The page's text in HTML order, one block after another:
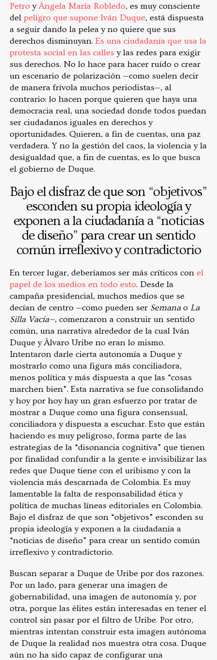
Petro yÁngela María Robledo, es muy consciente
del peligro que supone Iván Duque, está dispuesta
a seguir dando la pelea y no quiere que sus
derechos disminuyan. Es una ciudadanía que usa la
protesta social en las calles y las redes para exigir
sus derechos. No lo hace para hacer ruído o crear
un escenario de polarización —como suelen decir
de manera frívola muchos periodistas—, al
contrario: lo hacen porque quieren que haya una
democracia real, una sociedad donde todos puedan
ser ciudadanos iguales en derechos y
oportunidades. Quieren, a fin de cuentas, una paz
verdadera. Y no la gestión del caos, la violencia y la
desigualdad que, a fin de cuentas, es lo que busca
el gobierno de Duque.
Bajo el disfraz de que son “objetivos”
esconden su propia ideología y
exponen a la ciudadanía a “noticias
de diseño” para crear un sentido
común irreflexivo y contradictorio
En tercer lugar, deberíamos ser más críticos con el
papel de los medios en todo esto. Desde la
campaña presidencial, muchos medios que se
decían de centro —como pueden ser Semana o La
Silla Vacía—, comenzaron a construir un sentido
común, una narrativa alrededor de la cual Iván
Duque y Álvaro Uribe no eran lo mismo.
Intentaron darle cierta autonomía a Duque y
mostrarlo como una figura más conciliadora,
menos política y más dispuesta a que las “cosas
marchen bien”. Esta narrativa se fue consolidando
y hoy por hoy hay un gran esfuerzo por tratar de
mostrar a Duque como una figura consensual,
conciliadora y dispuesta a escuchar. Esto que están
haciendo es muy peligroso, forma parte de las
estrategias de la “disonancia cognitiva” que tienen
por finalidad confundir a la gente e invisibilizar las
redes que Duque tiene con el uribismo y con la
violencia más descarnada de Colombia. Es muy
lamentable la falta de responsabilidad ética y
política de muchas líneas editoriales en Colombia.
Bajo el disfraz de que son “objetivos” esconden su
propia ideología y exponen a la ciudadanía a
“noticias de diseño” para crear un sentido común
irreflexivo y contradictorio.
Buscan separar a Duque de Uribe por dos razones.
Por un lado, para generar una imagen de
gobernabilidad, una imagen de autonomía y, por
otra, porque las élites están interesadas en tener el
control sin pasar por el filtro de Uribe. Por otro,
mientras intentan construir esta imagen autónoma
de Duque la realidad nos muestra otra cosa. Duque
aún no ha sido capaz de configurar una